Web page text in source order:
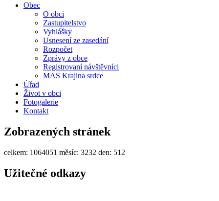
Obec
O obci
Zastupitelstvo
Vyhlášky
Usnesení ze zasedání
Rozpočet
Zprávy z obce
Registrovaní návštěvníci
MAS Krajina srdce
Úřad
Život v obci
Fotogalerie
Kontakt
Zobrazených stránek
celkem: 1064051 měsíc: 3232 den: 512
Užitečné odkazy